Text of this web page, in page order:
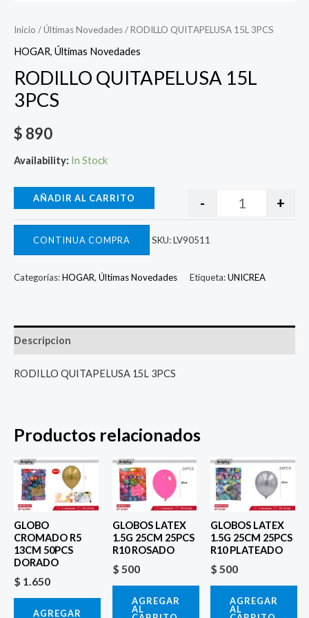
Inicio /Últimas Novedades/ RODILLO QUITAPELUSA 15L 3PCS
HOGAR, Últimas Novedades
RODILLO QUITAPELUSA 15L
3PCS
$ 890
Availability: In Stock
- +
AÑADIR AL CARRITO
CONTINUA COMPRA SKU:LV90511
Categorías:HOGAR, Últimas Novedades Etiqueta:UNICREA
Descripcion
RODILLO QUITAPELUSA 15L 3PCS
Productos relacionados
GLOBO
CROMADO R5
13CM 50PCS
DORADO
$ 1.650
AGREGAR
GLOBOS LATEX
1.5G 25CM 25PCS
R10 ROSADO
$ 500
AGREGAR
AL
GLOBOS LATEX
1.5G 25CM 25PCS
R10 PLATEADO
$ 500
AGREGAR
AL